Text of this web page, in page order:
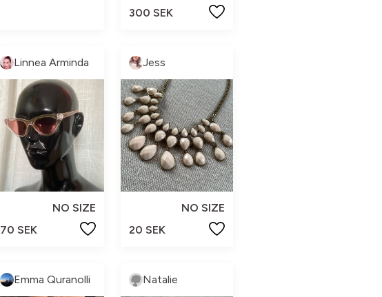
300 SEK
Linnea Arminda
NO SIZE
70 SEK
Jess
NO SIZE
20 SEK
Emma Quranolli Natalie